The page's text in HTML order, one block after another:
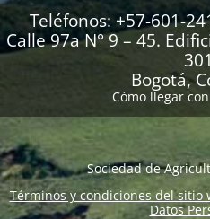
Teléfonos: +57-601-
Calle 97a N° 9 – 45.
Bogotá,
Cómo llegar
Sociedad de
Términos y condiciones del sitio
Datos